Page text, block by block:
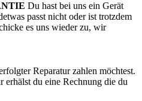
Du hast bei uns ein Gerät
passt nicht oder ist trotzdem
es uns wieder zu, wir
Reparatur zahlen möchtest.
erhälst du eine Rechnung die du